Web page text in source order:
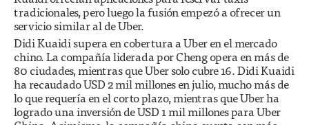
tradicionales, pero luego la fusión empezó a ofrecer un
servicio similar al de Uber.
Didi Kuaidi supera en cobertura a Uber en el mercado
chino. La compañía liderada por Cheng opera en más de
80 ciudades, mientras que Uber solo cubre 16. Didi Kuaidi
ha recaudado USD 2 mil millones en julio, mucho más de
lo que requería en el corto plazo, mientras que Uber ha
logrado una inversión de USD 1 mil millones para Uber